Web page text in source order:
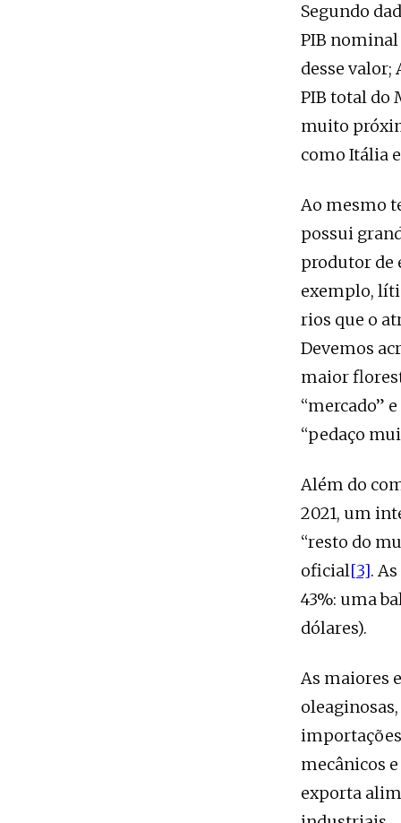
Segundo
PIB nominal
desse valor;
PIB total do
muito
como Itália
Ao mesmo
possui
produtor de
exemplo,
rios que o
Devemos
maior
“mercado”
“pedaço
Além do
2021, um
“resto do
oficial[3].
43%: uma
dólares).
As maiores
mecânicos
exporta